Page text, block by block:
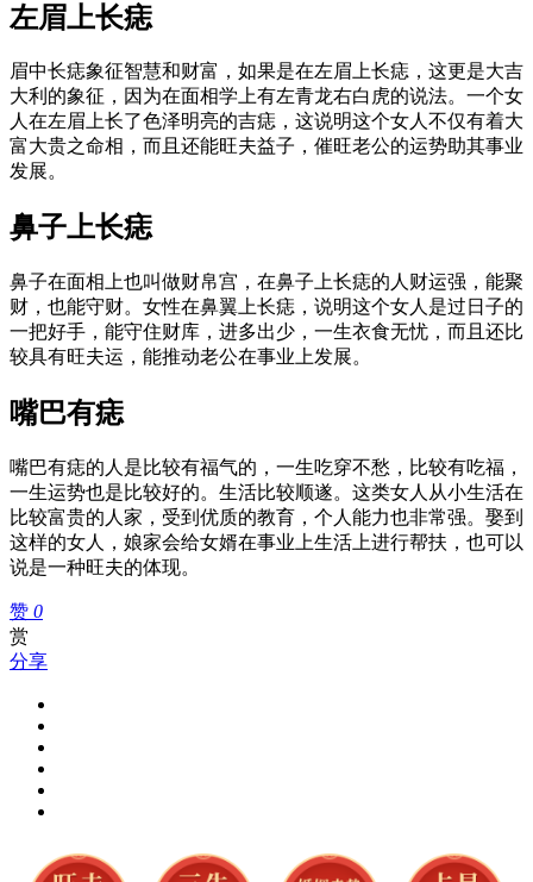
左眉上长痣
眉中长痣象征智慧和财富，如果是在左眉上长痣，这更是大吉
大利的象征，因为在面相学上有左青龙右白虎的说法。一个女
人在左眉上长了色泽明亮的吉痣，这说明这个女人不仅有着大
富大贵之命相，而且还能旺夫益子，催旺老公的运势助其事业
发展。
鼻子上长痣
鼻子在面相上也叫做财帛宫，在鼻子上长痣的人财运强，能聚
财，也能守财。女性在鼻翼上长痣，说明这个女人是过日子的
一把好手，能守住财库，进多出少，一生衣食无忧，而且还比
较具有旺夫运，能推动老公在事业上发展。
嘴巴有痣
嘴巴有痣的人是比较有福气的，一生吃穿不愁，比较有吃福，
一生运势也是比较好的。生活比较顺遂。这类女人从小生活在
比较富贵的人家，受到优质的教育，个人能力也非常强。娶到
这样的女人，娘家会给女婿在事业上生活上进行帮扶，也可以
说是一种旺夫的体现。
赞 0
赏
分享